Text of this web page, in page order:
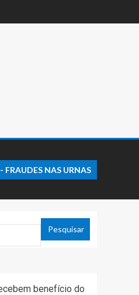
FRAUDES NAS URNAS
benefício do